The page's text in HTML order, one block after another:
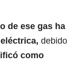
de ese gas ha
, debido
como